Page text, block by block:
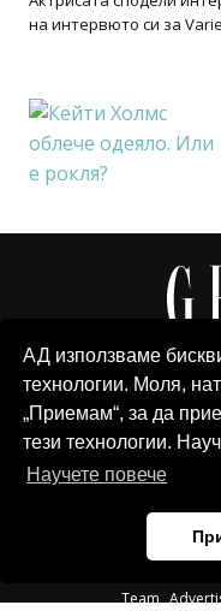
АД използваме
технологии. Моля,
„Приемам“, за да
тези технологии.
Научете повече
на интервюто си за
Team